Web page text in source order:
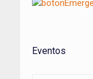
Eventos